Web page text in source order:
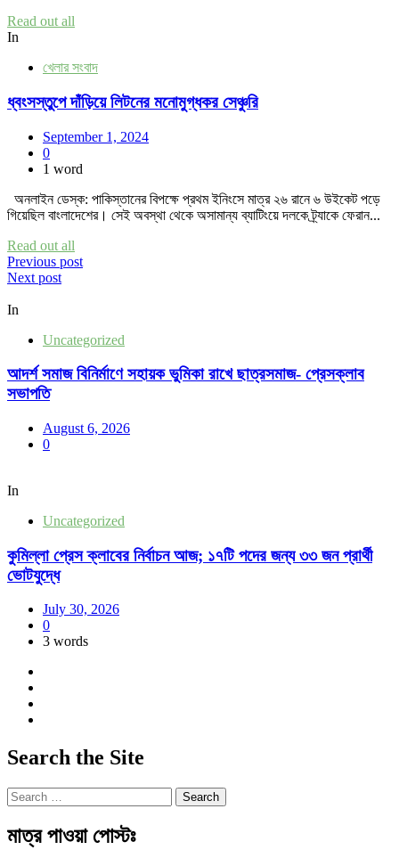
Read out all
In
খেলার সংবাদ
ধ্বংসস্তুপে দাঁড়িয়ে লিটনের মনোমুগ্ধকর সেঞ্চুরি
September 1, 2024
0
1 word
অনলাইন ডেস্ক: পাকিস্তানের বিপক্ষে প্রথম ইনিংসে মাত্র ২৬ রানে ৬ উইকেট পড়ে
গিয়েছিল বাংলাদেশের। সেই অবস্থা থেকে অসামান্য ব্যাটিংয়ে দলকে ট্র্যাকে ফেরান...
Read out all
Post
navigation
Previous post
Next post
In
Uncategorized
আদর্শ সমাজ বিনির্মাণে সহায়ক ভুমিকা রাখে ছাত্রসমাজ- প্রেসক্লাব
সভাপতি
August 6, 2026
0
In
Uncategorized
কুমিল্লা প্রেস ক্লাবের নির্বাচন আজ; ১৭টি পদের জন্য ৩৩ জন প্রার্থী
ভোটযুদ্ধে
July 30, 2026
0
3 words
Search the Site
Search
for:
মাত্র পাওয়া পোস্টঃ